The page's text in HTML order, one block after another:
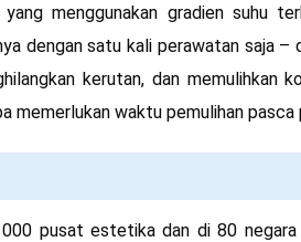
menggunakan gradien suhu
dengan satu kali perawatan saja –
kerutan, dan memulihkan
memerlukan waktu pemulihan pasca
pusat estetika dan di 80 negara